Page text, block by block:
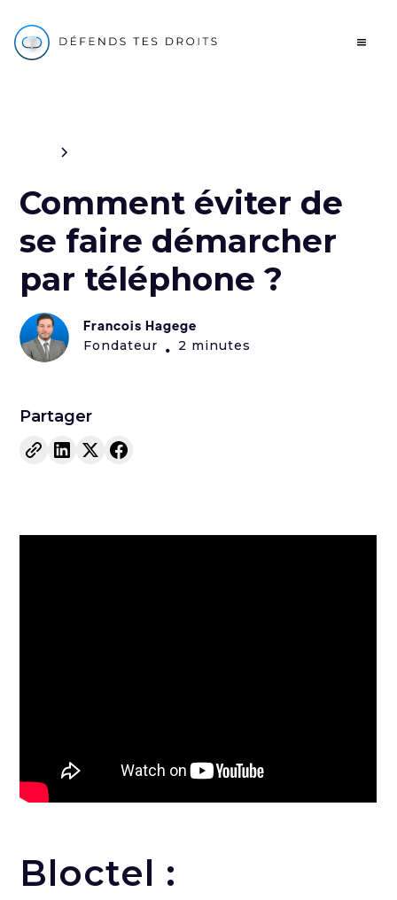
Comment éviter de
se faire démarcher
par téléphone ?
Francois Hagege
Fondateur • 2 minutes
Partager
Bloctel :